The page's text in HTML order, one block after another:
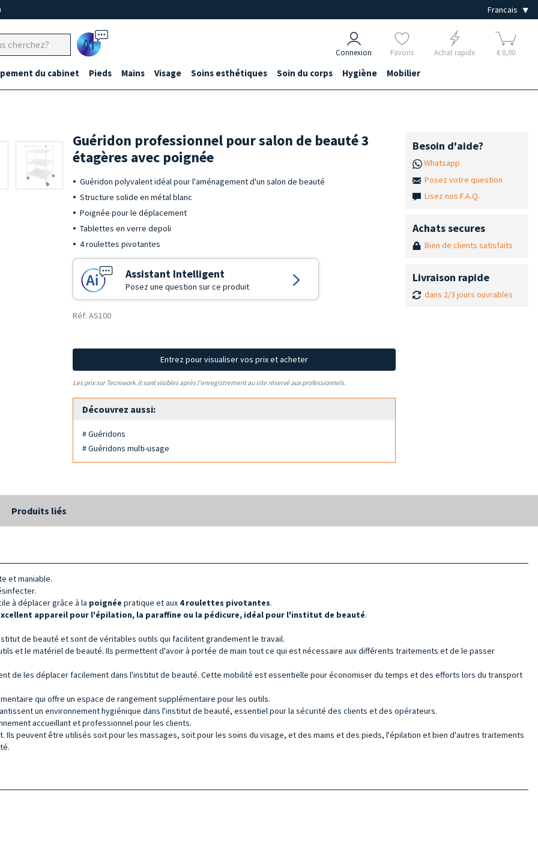
Ai Connexion Favoris Achat rapide € 0,00
du cabinet Pieds Mains Visage Soins esthétiques Soin du corps Hygiène Mobilier
Guéridon professionnel pour salon de beauté 3
étagères avec poignée
Guéridon polyvalent idéal pour l'aménagement d'un salon de beauté
Structure solide en métal blanc
Poignée pour le déplacement
Tablettes en verre depoli
4 roulettes pivotantes
Assistant Intelligent
Posez une question sur ce produit
Réf: AS100
Entrez pour visualiser vos prix et acheter
Les prix sur Tecniwork.it sont visibles après l'enregistrement au site réservé aux professionnels.
Découvrez aussi:
# Guéridons
# Guéridons multi-usage
Besoin d'aide?
Whatsapp
Posez votre question
Lisez nos F.A.Q.
Achats secures
Bien de clients satisfaits
Livraison rapide
dans 2/3 jours ouvrables
Produits liés
et maniable.
à déplacer grâce à la poignée pratique et aux 4 roulettes pivotantes.
appareil pour l'épilation, la paraffine ou la pédicure, idéal pour l'institut de beauté.
de beauté et sont de véritables outils qui facilitent grandement le travail.
et le matériel de beauté. Ils permettent d'avoir à portée de main tout ce qui est nécessaire aux différents traitements et de le passer
de les déplacer facilement dans l'institut de beauté. Cette mobilité est essentielle pour économiser du temps et des efforts lors du transport
qui offre un espace de rangement supplémentaire pour les outils.
un environnement hygiénique dans l'institut de beauté, essentiel pour la sécurité des clients et des opérateurs.
accueillant et professionnel pour les clients.
Ils peuvent être utilisés soit pour les massages, soit pour les soins du visage, et des mains et des pieds, l'épilation et bien d'autres traitements